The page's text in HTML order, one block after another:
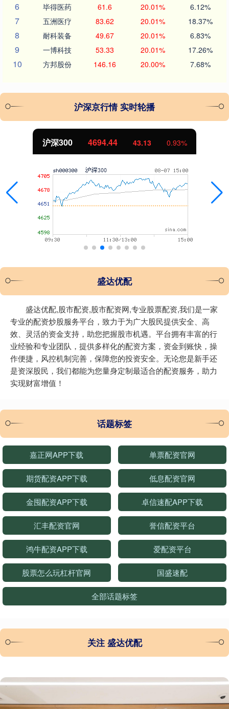
6 毕得医药 61.6 20.01% 6.12%
7 五洲医疗 83.62 20.01% 18.37%
8 耐科装备 49.67 20.01% 6.83%
9 一博科技 53.33 20.01% 17.26%
10 方邦股份 146.16 20.00% 7.68%
沪深京行情 实时轮播
4694.44 43.13 0.93%
盛达优配
盛达优配,股市配资,股市配资网,专业股票配资,我们是一家
专业的配资炒股服务平台，致力于为广大股民提供安全、高
效、灵活的资金支持，助您把握股市机遇。平台拥有丰富的行
业经验和专业团队，提供多样化的配资方案，资金到账快，操
作便捷，风控机制完善，保障您的投资安全。无论您是新手还
是资深股民，我们都能为您量身定制最适合的配资服务，助力
实现财富增值！
话题标签
嘉正网APP下载 单票配资官网
期货配资APP下载 低息配资官网
金囤配资APP下载 卓信速配APP下载
汇丰配资官网 誉信配资平台
鸿牛配资APP下载 爱配资平台
股票怎么玩杠杆官网 国盛速配
全部话题标签
关注 盛达优配